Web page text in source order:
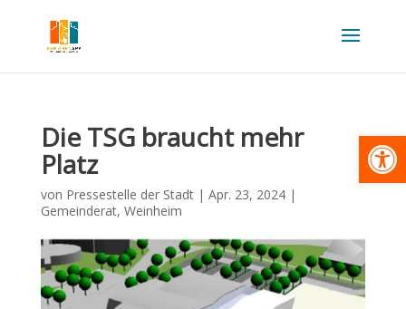
Die TSG braucht mehr
Platz
von Pressestelle der Stadt| Apr. 23, 2024|
Gemeinderat, Weinheim